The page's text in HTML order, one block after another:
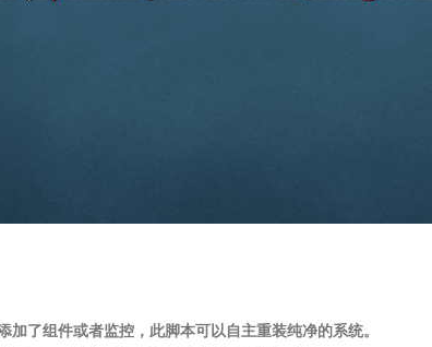
加了组件或者监控，此脚本可以自主重装纯净的系统。